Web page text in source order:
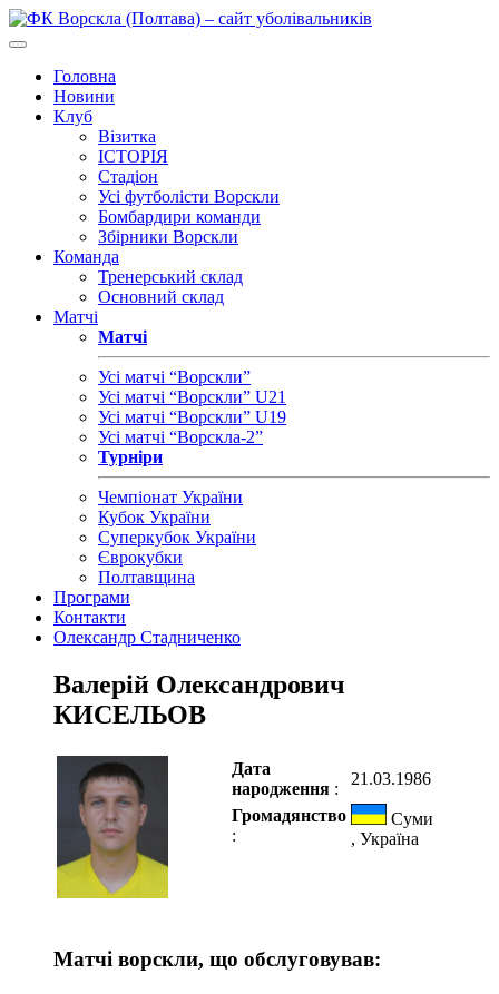
Головна
Новини
Клуб
Візитка
ІСТОРІЯ
Стадіон
Усі футболісти Ворскли
Бомбардири команди
Збірники Ворскли
Команда
Тренерський склад
Основний склад
Матчі
Матчі
Усі матчі “Ворскли”
Усі матчі “Ворскли” U21
Усі матчі “Ворскли” U19
Усі матчі “Ворскла-2”
Турніри
Чемпіонат України
Кубок України
Суперкубок України
Єврокубки
Полтавщина
Програми
Контакти
Олександр Стадниченко
Валерій Олександрович
КИСЕЛЬОВ
Дата
народження :
21.03.1986
Громадянство
:
Суми
, Україна
Матчі ворскли, що обслуговував: